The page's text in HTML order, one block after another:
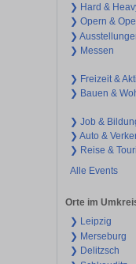
❯ Hard &
❯ Opern &
❯
❯ Messen
❯ Freizeit &
❯ Bauen &
❯ Job &
❯ Auto &
❯ Reise &
Alle Events
Orte im
❯ Leipzig
❯ Merseburg
❯ Delitzsch